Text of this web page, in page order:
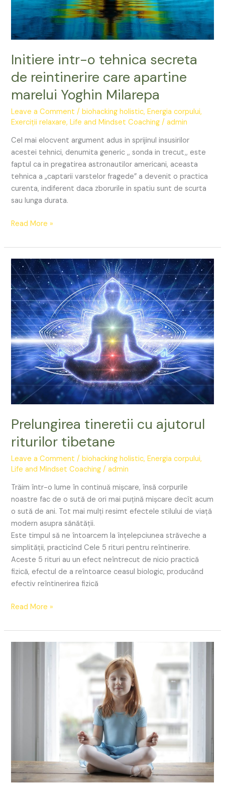
Initiere intr-o tehnica secreta
de reintinerire care apartine
marelui Yoghin Milarepa
Leave a Comment /biohacking holistic,Energia corpului,
Exerciții relaxare,Life and Mindset Coaching /admin
Cel mai elocvent argument adus in sprijinul insusirilor
acestei tehnici, denumita generic ,, sonda in trecut,, este
faptul ca in pregatirea astronautilor americani, aceasta
tehnica a „captarii varstelor fragede” a devenit o practica
curenta, indiferent daca zborurile in spatiu sunt de scurta
sau lunga durata.
reintinerire
care
apartine
marelui
Milarepa
Read More »
Prelungirea tineretii cu ajutorul
riturilor tibetane
Leave a Comment /biohacking holistic,Energia corpului,
Life and Mindset Coaching /admin
Trăim într-o lume în continuă mişcare, însă corpurile
noastre fac de o sută de ori mai puţină mişcare decît acum
o sută de ani. Tot mai mulţi resimt efectele stilului de viaţă
modern asupra sănătăţii.
Este timpul să ne întoarcem la înţelepciunea străveche a
simplităţii, practicînd Cele 5 rituri pentru reîntinerire.
Aceste 5 rituri au un efect neîntrecut de nicio practică
fizică, efectul de a reîntoarce ceasul biologic, producând
efectiv reîntinerirea fizică
Prelungirea
tineretii
cu
ajutorul
riturilor
tibetane
Read More »